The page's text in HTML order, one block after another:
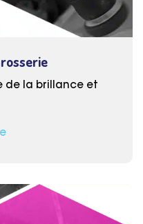
de la brillance et